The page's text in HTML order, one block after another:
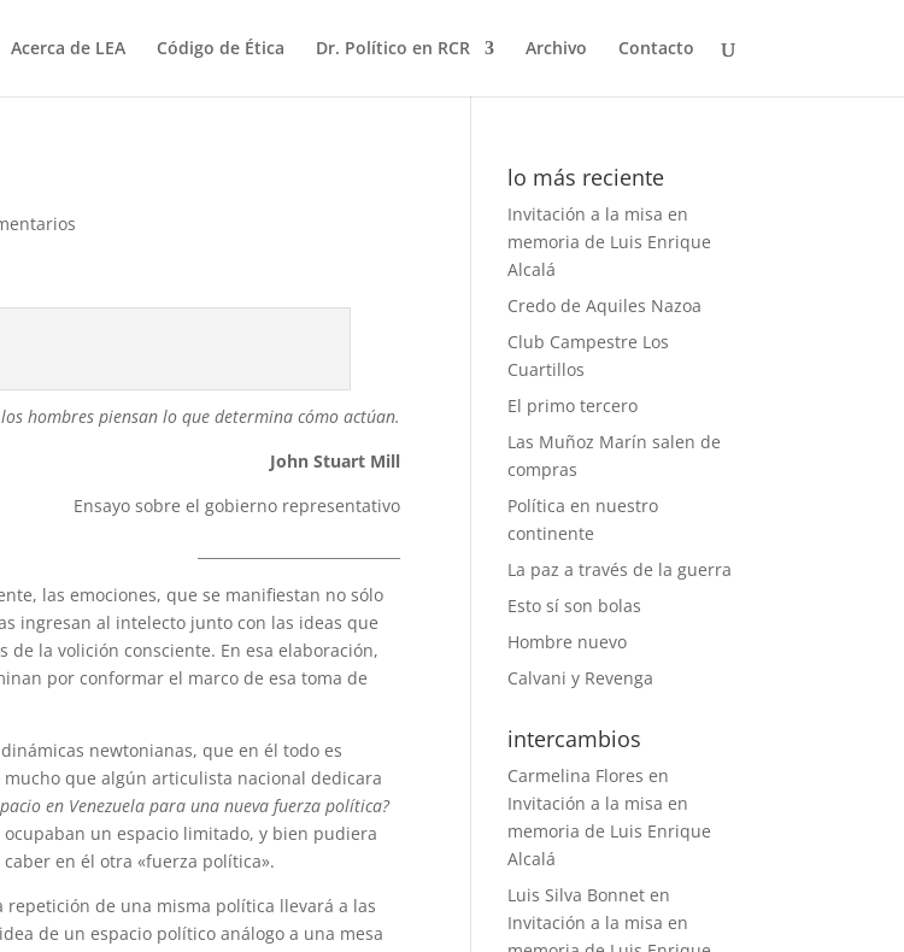
Acerca de LEA Código de Ética Dr. Político en RCR Archivo Contacto
hombres piensan lo que determina cómo actúan.
John Stuart Mill
Ensayo sobre el gobierno representativo
las emociones, que se manifiestan no sólo
ingresan al intelecto junto con las ideas que
la volición consciente. En esa elaboración,
por conformar el marco de esa toma de
newtonianas, que en él todo es
que algún articulista nacional dedicara
en Venezuela para una nueva fuerza política?
un espacio limitado, y bien pudiera
en él otra «fuerza política».
repetición de una misma política llevará a las
de un espacio político análogo a una mesa
lo más reciente
Invitación a la misa en
memoria de Luis Enrique
Alcalá
Credo de Aquiles Nazoa
Club Campestre Los
Cuartillos
El primo tercero
Las Muñoz Marín salen de
compras
Política en nuestro
continente
La paz a través de la guerra
Esto sí son bolas
Hombre nuevo
Calvani y Revenga
intercambios
Carmelina Flores en
Invitación a la misa en
memoria de Luis Enrique
Alcalá
Luis Silva Bonnet en
Invitación a la misa en